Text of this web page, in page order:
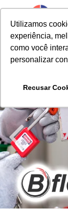
Utilizamos
experiência,
como você
personalizar
Recusar